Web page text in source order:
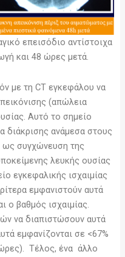
επεισόδιο αντίστοιχα
και 48 ώρες μετά.
με τη CT εγκεφάλου να
(απώλεια
Αυτό το σημείο
διάκρισης ανάμεσα στους
ως συγχώνευση της
λευκής ουσίας
εγκεφαλικής ισχαιμίας
εμφανιστούν αυτά
ο βαθμός ισχαιμίας.
να διαπιστώσουν αυτά
εμφανίζονται σε <67%
Τέλος, ένα άλλο